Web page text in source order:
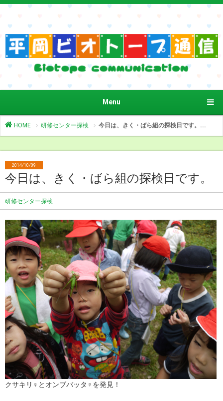
Menu
HOME 研修センター探検 今日は、きく・ばら組の探検日です。...
2014/10/09
今日は、きく・ばら組の探検日です。
研修センター探検
クサキリ♀とオンブバッタ♀を発見！